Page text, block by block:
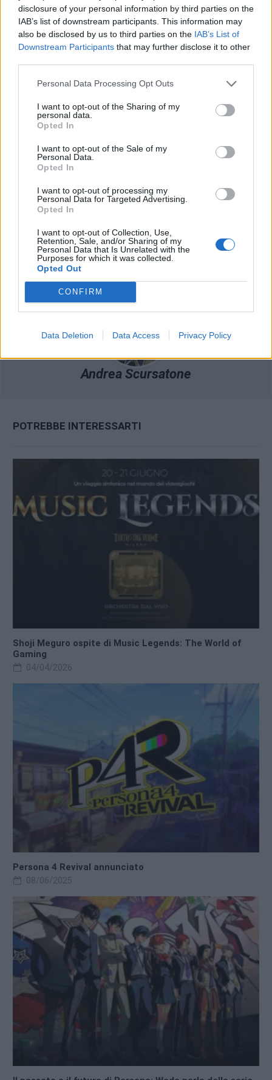
disclosure of your personal information by third parties on the
IAB’s list of downstream participants. This information may
also be disclosed by us to third parties on the IAB’s List of
Downstream Participants that may further disclose it to other
Personal Data Processing Opt Outs
I want to opt-out of the Sharing of my
personal data.
Opted In
I want to opt-out of the Sale of my
Personal Data.
Opted In
I want to opt-out of processing my
Personal Data for Targeted Advertising.
Opted In
I want to opt-out of Collection, Use,
Retention, Sale, and/or Sharing of my
Personal Data that Is Unrelated with the
Purposes for which it was collected.
Opted Out
CONFIRM
Data Deletion Data Access Privacy Policy
Persona 5 Tactica uscirà il 17 Novembre 2023 in tutto il
mondo su Xbox Game Pass, Xbox Series X|S, Xbox One,
disponibile anche sul servizio GamePass.
TAGS ATLUS GAMEPASS
PERSONA 5 TACTICA
XBOX SERIES X
Persona 3 Reload: mostrato un nuovo trailer
Next article
Persona 5 Tactica: nuovi trailer e informazioni sul DLC
Andrea Scursatone
POTREBBE INTERESSARTI
Shoji Meguro ospite di Music Legends: The World of
Gaming
04/04/2026
Persona 4 Revival annunciato
08/06/2025